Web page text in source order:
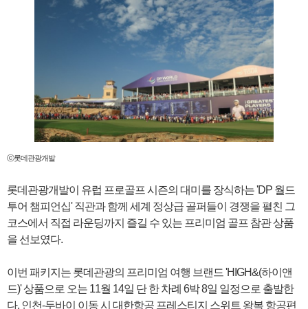
Destination
ⓒ롯데관광개발
롯데관광개발이 유럽 프로골프 시즌의 대미를 장식하는 'DP 월드
투어 챔피언십' 직관과 함께 세계 정상급 골퍼들이 경쟁을 펼친 그
코스에서 직접 라운딩까지 즐길 수 있는 프리미엄 골프 참관 상품
을 선보였다.
이번 패키지는 롯데관광의 프리미엄 여행 브랜드 'HIGH&(하이앤
드)' 상품으로 오는 11월 14일 단 한 차례 6박 8일 일정으로 출발한
다. 인천-두바이 이동 시 대한항공 프레스티지 스위트 왕복 항공편